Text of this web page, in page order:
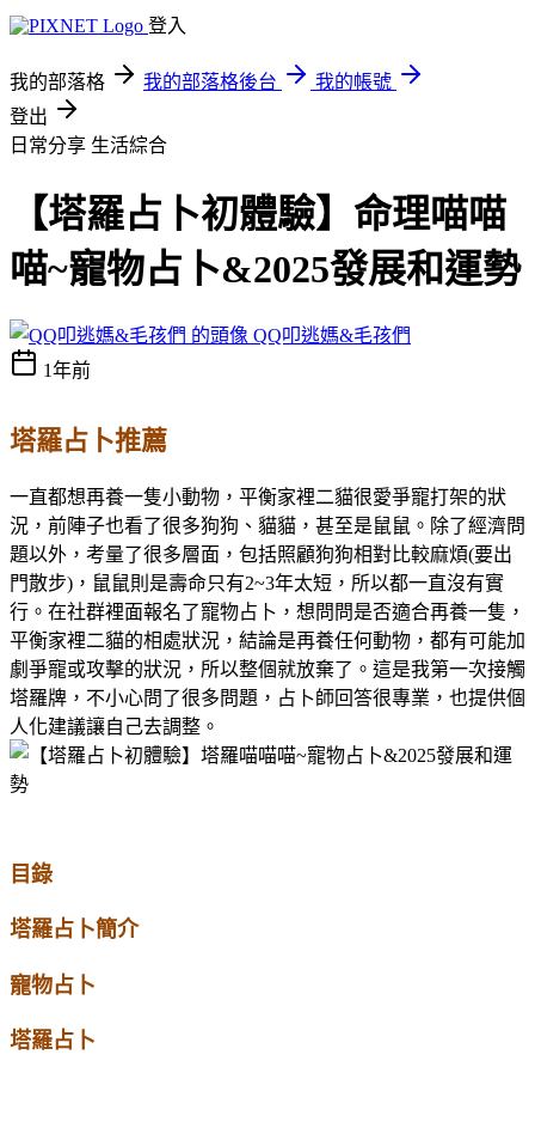
登入
我的部落格 我的部落格後台
我的帳號
登出
日常分享 生活綜合
【塔羅占卜初體驗】命理喵喵
喵~寵物占卜&2025發展和運勢
QQ叩逃媽&毛孩們
1年前
塔羅占卜推薦
一直都想再養一隻小動物，平衡家裡二貓很愛爭寵打架的狀
況，前陣子也看了很多狗狗、貓貓，甚至是鼠鼠。除了經濟問
題以外，考量了很多層面，包括照顧狗狗相對比較麻煩(要出
門散步)，鼠鼠則是壽命只有2~3年太短，所以都一直沒有實
行。 在社群裡面報名了寵物占卜，想問問是否適合再養一隻，
平衡家裡二貓的相處狀況，結論是再養任何動物，都有可能加
劇爭寵或攻擊的狀況，所以整個就放棄了。這是我第一次接觸
塔羅牌，不小心問了很多問題，占卜師回答很專業，也提供個
人化建議讓自己去調整。
目錄
塔羅占卜簡介
寵物占卜
塔羅占卜